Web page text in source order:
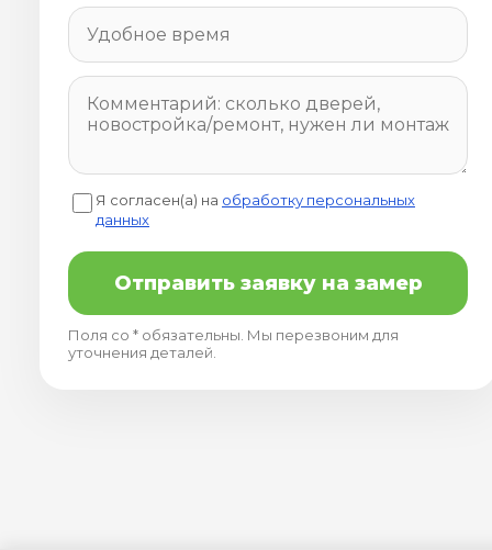
Я согласен(а) на обработку персональных
данных
Отправить заявку на замер
Поля со * обязательны. Мы перезвоним для
уточнения деталей.